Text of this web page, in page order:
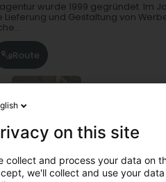
wurde 1999 gegründet. Im
und Gestaltung von
Route
Geschäftspräsente Werbung
on this site
collect and process your data on
we'll collect and use your